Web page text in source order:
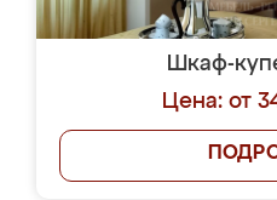
Шкаф-
Цена: от